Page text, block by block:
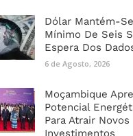
Dólar Mantém-
Mínimo De Seis
Espera Dos
6 de Agosto, 2026
Moçambique
Potencial
Para Atrair Novos
Investimentos